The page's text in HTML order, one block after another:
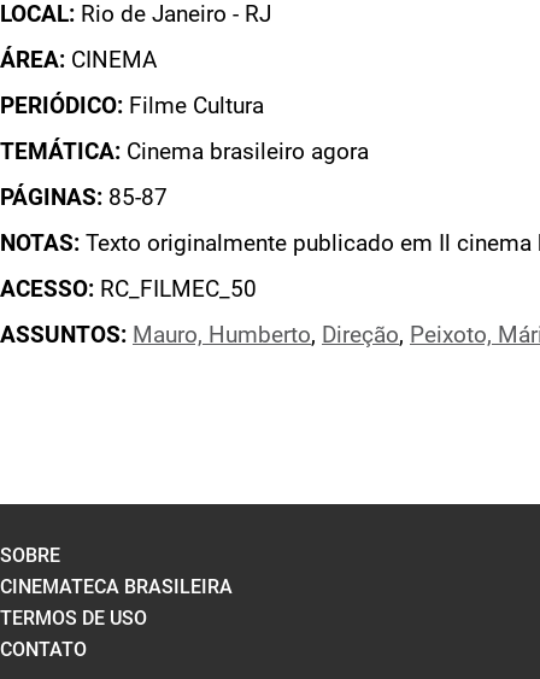
LOCAL: Rio de Janeiro - RJ
ÁREA: CINEMA
PERIÓDICO: Filme Cultura
TEMÁTICA: Cinema brasileiro agora
PÁGINAS: 85-87
NOTAS: Texto originalmente publicado em Il cinema
ACESSO: RC_FILMEC_50
ASSUNTOS: Mauro, Humberto, Direção, Peixoto,
SOBRE
CINEMATECA BRASILEIRA
TERMOS DE USO
CONTATO